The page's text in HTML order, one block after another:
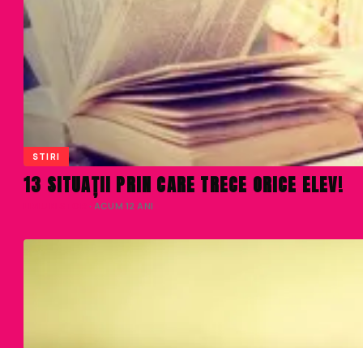
STIRI
13 SITUAȚII PRIN CARE TRECE ORICE ELEV!
· ACUM 12 ANI